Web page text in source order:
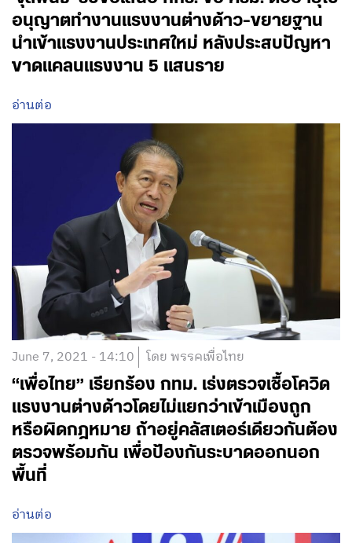
อนุญาตทำงานแรงงานต่างด้าว-ขยายฐาน
นำเข้าแรงงานประเทศใหม่ หลังประสบปัญหา
ขาดแคลนแรงงาน 5 แสนราย
อ่านต่อ
June 7, 2021 - 14:10 โดย พรรคเพื่อไทย
“เพื่อไทย” เรียกร้อง กทม. เร่งตรวจเชื้อโควิด
แรงงานต่างด้าวโดยไม่แยกว่าเข้าเมืองถูก
หรือผิดกฎหมาย ถ้าอยู่คลัสเตอร์เดียวกันต้อง
ตรวจพร้อมกัน เพื่อป้องกันระบาดออกนอก
พื้นที่
อ่านต่อ